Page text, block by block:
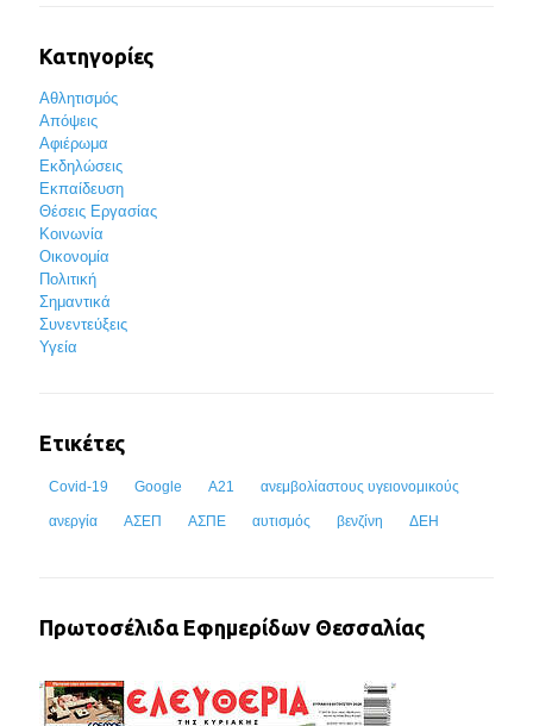
Κατηγορίες
Αθλητισμός
Απόψεις
Αφιέρωμα
Εκδηλώσεις
Εκπαίδευση
Θέσεις Εργασίας
Κοινωνία
Οικονομία
Πολιτική
Σημαντικά
Συνεντεύξεις
Υγεία
Ετικέτες
Covid-19 Google Α21 ανεμβολίαστους υγειονομικούς
ανεργία ΑΣΕΠ ΑΣΠΕ αυτισμός βενζίνη ΔΕΗ
Πρωτοσέλιδα Εφημερίδων Θεσσαλίας